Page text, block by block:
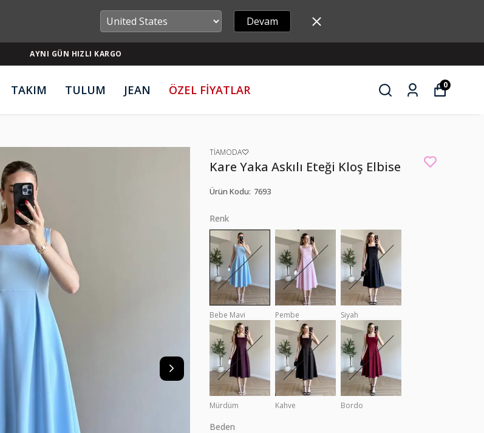
Devam
AYNI GÜN HIZLI KARGO
TAKIM TULUM JEAN ÖZEL FİYATLAR 0
TİAMODA♡
Kare Yaka Askılı Eteği Kloş Elbise
Ürün Kodu: 7693
Renk
Bebe Mavi Pembe Siyah
Mürdüm Kahve Bordo
Beden